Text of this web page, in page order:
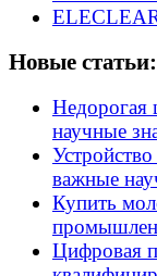
Новые статьи:
Недорогая
научные
важные
Купить
Цифровая